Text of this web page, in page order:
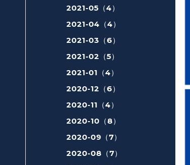
2021-05（4）
2021-04（4）
2021-03（6）
2021-02（5）
2021-01（4）
2020-12（6）
2020-11（4）
2020-10（8）
2020-09（7）
2020-08（7）